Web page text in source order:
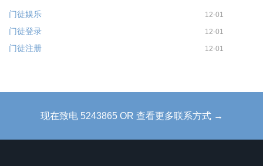
门徒娱乐 12-01
门徒登录 12-01
门徒注册 12-01
现在致电 5243865 OR 查看更多联系方式 →